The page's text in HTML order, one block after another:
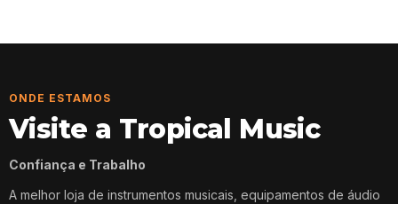
ONDE ESTAMOS
Visite a Tropical Music
Confiança e Trabalho
A melhor loja de instrumentos musicais, equipamentos de áudio